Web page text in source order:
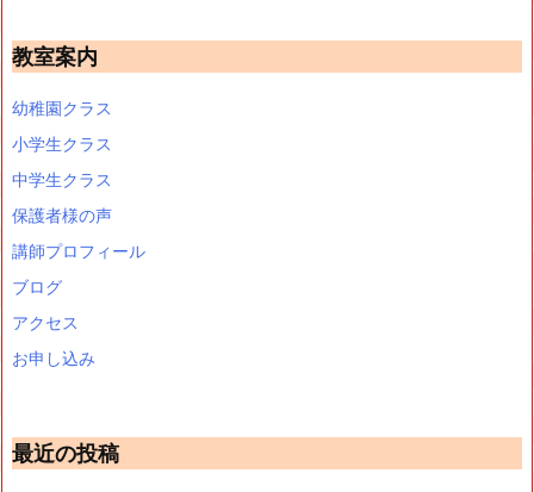
教室案内
幼稚園クラス
小学生クラス
中学生クラス
保護者様の声
講師プロフィール
ブログ
アクセス
お申し込み
最近の投稿